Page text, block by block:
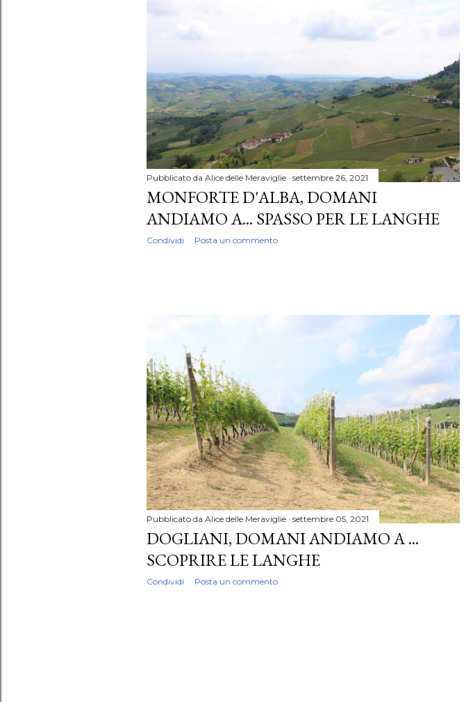
Pubblicato da Alice delle Meraviglie settembre 26, 2021
MONFORTE D'ALBA, DOMANI
ANDIAMO A... SPASSO PER LE LANGHE
Condividi Posta un commento
Pubblicato da Alice delle Meraviglie settembre 05, 2021
DOGLIANI, DOMANI ANDIAMO A ...
SCOPRIRE LE LANGHE
Condividi Posta un commento